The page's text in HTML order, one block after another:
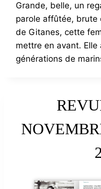
Grande, belle, un
parole affûtée, brute
de Gitanes, cette
mettre en avant.
générations de